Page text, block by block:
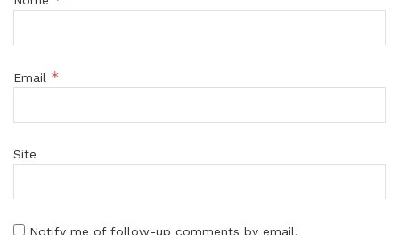
Email *
Site
Notify me of follow-up comments by email.